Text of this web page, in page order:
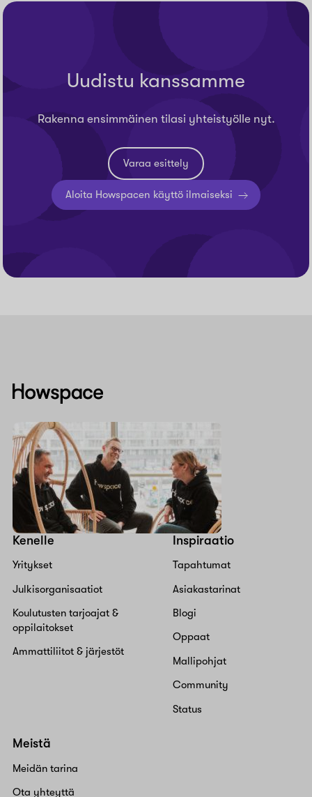
Uudistu kanssamme
Rakenna ensimmäinen tilasi yhteistyölle nyt.
Varaa esittely
Aloita Howspacen käyttö ilmaiseksi
Howspace
Kenelle
Yritykset
Julkisorganisaatiot
Koulutusten tarjoajat &
oppilaitokset
Ammattiliitot & järjestöt
Inspiraatio
Tapahtumat
Asiakastarinat
Blogi
Oppaat
Mallipohjat
Community
Status
Meistä
Meidän tarina
Ota yhteyttä